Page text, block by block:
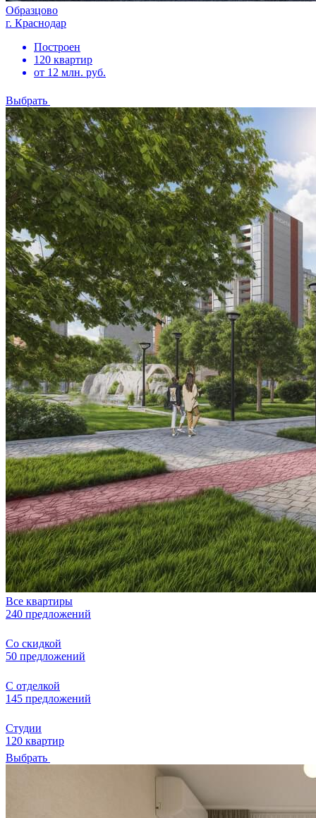
Образцово
г. Краснодар
Построен
120 квартир
от 12 млн. руб.
Выбрать
Все квартиры
240 предложений
Со скидкой
50 предложений
С отделкой
145 предложений
Студии
120 квартир
Выбрать